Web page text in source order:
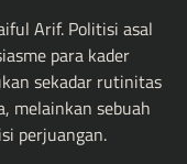
Arif. Politisi asal
para kader
sekadar rutinitas
melainkan sebuah
perjuangan.